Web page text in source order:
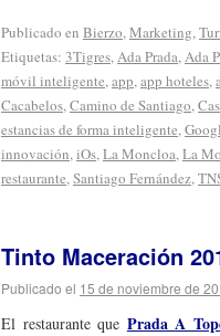
Publicado en Bierzo,Marketing,
Etiquetas: 3Tigres,Ada Prada,Ada
móvil inteligente,app,app hoteles,
Cacabelos,Camino de Santiago,
estancias de forma inteligente,
innovación,iOs,La Moncloa,La
restaurante,Santiago Fernández,
Tinto Maceración
Publicado el 15 de noviembre de
El restaurante que Prada A